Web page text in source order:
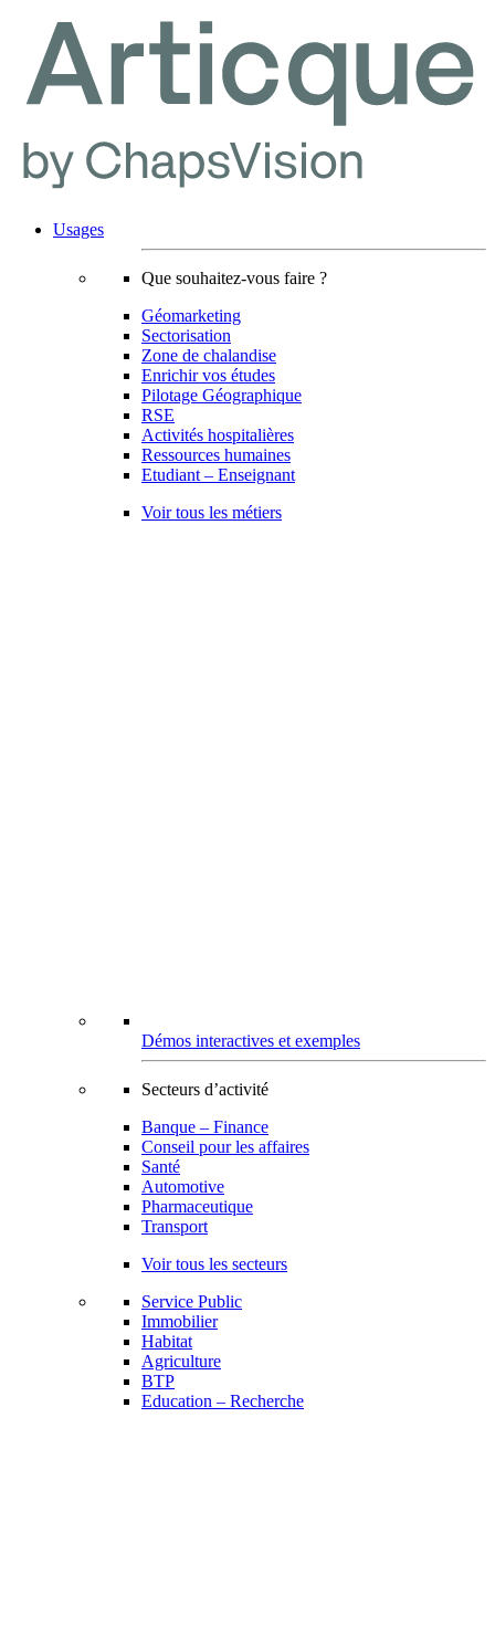
Usages
Que souhaitez-vous faire ?
Géomarketing
Sectorisation
Zone de chalandise
Enrichir vos études
Pilotage Géographique
RSE
Activités hospitalières
Ressources humaines
Etudiant – Enseignant
Voir tous les métiers
Démos interactives et exemples
Secteurs d’activité
Banque – Finance
Conseil pour les affaires
Santé
Automotive
Pharmaceutique
Transport
Voir tous les secteurs
Service Public
Immobilier
Habitat
Agriculture
BTP
Education – Recherche